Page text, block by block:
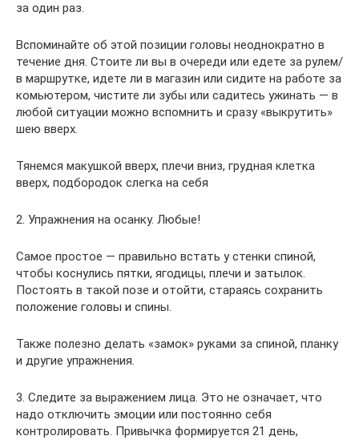
за один раз.
Вспоминайте об этой позиции головы неоднократно в
течение дня. Стоите ли вы в очереди или едете за рулем/
в маршрутке, идете ли в магазин или сидите на работе за
комьютером, чистите ли зубы или садитесь ужинать — в
любой ситуации можно вспомнить и сразу «выкрутить»
шею вверх.
Тянемся макушкой вверх, плечи вниз, грудная клетка
вверх, подбородок слегка на себя
2. Упражнения на осанку. Любые!
Самое простое — правильно встать у стенки спиной,
чтобы коснулись пятки, ягодицы, плечи и затылок.
Постоять в такой позе и отойти, стараясь сохранить
положение головы и спины.
Также полезно делать «замок» руками за спиной, планку
и другие упражнения.
3. Следите за выражением лица. Это не означает, что
надо отключить эмоции или постоянно себя
контролировать. Привычка формируется 21 день,